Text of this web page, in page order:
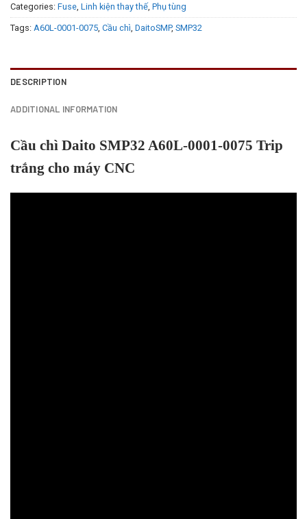
Categories: Fuse Linh kiện thay thế Phụ tùng
Tags: A60L-0001-0075 Cầu chì DaitoSMP, SMP32
DESCRIPTION
ADDITIONAL INFORMATION
Cầu chì Daito SMP32 A60L-0001-0075 Trip
trắng cho máy CNC